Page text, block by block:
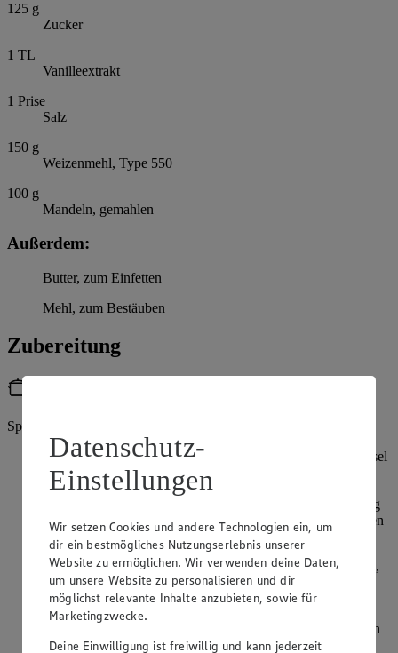
125 g
Zucker
1 TL
Vanilleextrakt
1 Prise
Salz
150 g
Weizenmehl, Type 550
100 g
Mandeln, gemahlen
Außerdem:
Butter, zum Einfetten
Mehl, zum Bestäuben
Zubereitung
Springform (26 cm)
Für den Teig Mehl und gemahlene Mandeln in einer Schüssel
mischen. Tonkabohne auf einer Reibe fein abreiben und
untermischen. Butter, Zucker, Ei und Salz zugeben und mit
den Knethaken eines Handrührgerätes zu einem glatten Teig
verkneten. In Frischhaltefolie einwickeln und für 30 Minuten
im Kühlschrank kaltstellen.
In der Zwischenzeit die Johannisbeeren vom Stiel abzupfen,
waschen und im Sieb abtropfen lassen.
Für die Streusel Butter, Zucker, Vanilleextrakt und Salz
verkneten. Mehl und gemahlene Mandeln mischen, zugeben
und alles zügig zu Streuseln verkneten.
Datenschutz-
Einstellungen
Wir setzen Cookies und andere Technologien ein, um
dir ein bestmögliches Nutzungserlebnis unserer
Website zu ermöglichen. Wir verwenden deine Daten,
um unsere Website zu personalisieren und dir
möglichst relevante Inhalte anzubieten, sowie für
Marketingzwecke.
Deine Einwilligung ist freiwillig und kann jederzeit